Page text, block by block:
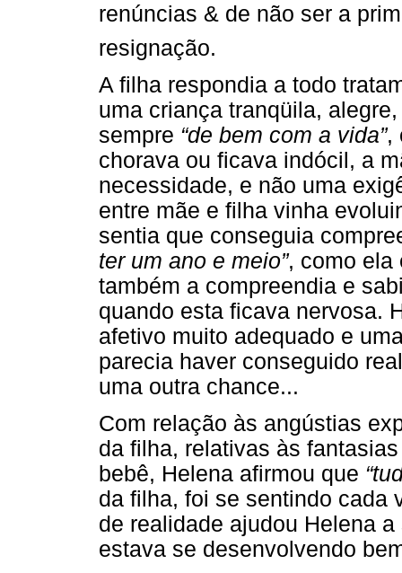
renúncias & de não ser a
resignação.
A filha respondia a todo
uma criança tranqüila,
sempre “de bem com a vida”,
chorava ou ficava indócil, a
necessidade, e não uma
entre mãe e filha vinha
sentia que conseguia
ter um ano e meio”, como ela
também a compreendia e
quando esta ficava nervosa.
afetivo muito adequado e
parecia haver conseguido
uma outra chance...
Com relação às angústias
da filha, relativas às
bebê, Helena afirmou que
da filha, foi se sentindo cada
de realidade ajudou Helena
estava se desenvolvendo